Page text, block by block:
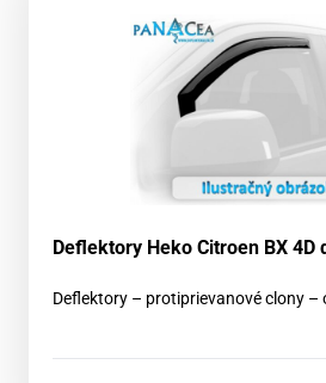
Deflektory Heko Citroen BX 4D
Deflektory – protiprievanové clony –